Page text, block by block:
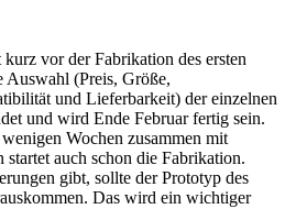
vor der Fabrikation des ersten
Auswahl (Preis, Größe,
und Lieferbarkeit) der einzelnen
und wird Ende Februar fertig sein.
Wochen zusammen mit
auch schon die Fabrikation.
gibt, sollte der Prototyp des
Das wird ein wichtiger